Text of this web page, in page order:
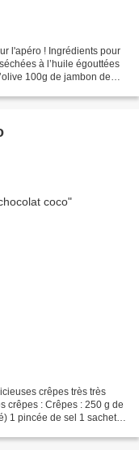
l'apéro ! Ingrédients pour
à l’huile égouttées
100g de jambon de
crêpes très très
crêpes : Crêpes : 250 g de
1 pincée de sel 1 sachet